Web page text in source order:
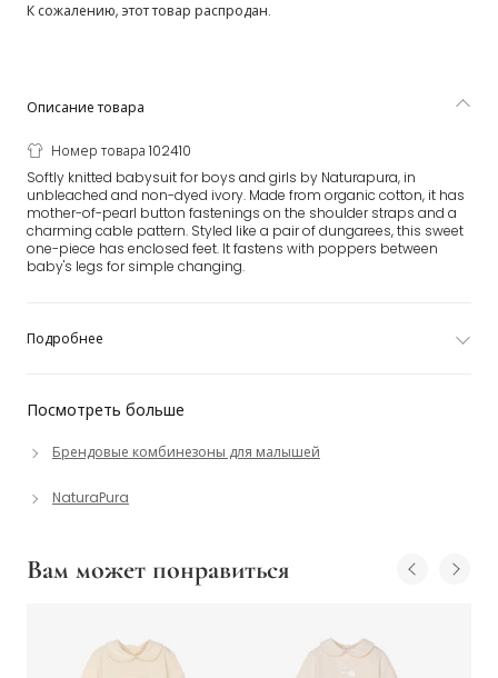
К сожалению, этот товар распродан.
Посмотреть больше
Брендовые комбинезоны для малышей
NaturaPura
Описание товара
Номер товара 102410
Softly knitted babysuit for boys and girls by Naturapura, in
unbleached and non-dyed ivory. Made from organic cotton, it has
mother-of-pearl button fastenings on the shoulder straps and a
charming cable pattern. Styled like a pair of dungarees, this sweet
one-piece has enclosed feet. It fastens with poppers between
baby's legs for simple changing.
Подробнее
Вам может понравиться